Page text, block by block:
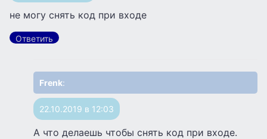
не могу снять код при входе
Ответить
Frenk:
22.10.2019 в 12:03
А что делаешь чтобы снять код при входе.